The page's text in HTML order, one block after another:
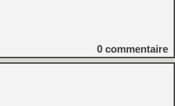
0 commentaire